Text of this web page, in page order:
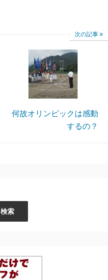
次の記事
何故オリンピックは感動
するの？
検索